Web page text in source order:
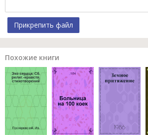
Прикрепить файл
Похожие книги